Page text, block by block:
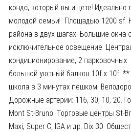
кондо, который вы ищете! Идеально
молодой семьи! Площадью 1200 sf.
района в двух шагах! Большие окна
исключительное освещение.
кондиционирование, 2
большой уютный балкон 10f x 10f. **
школа в 3 минутах пешком.
Дорожные артерии: 116, 30, 10, 20.
Mont St-Bruno. Торговые центры St-
Maxi, Super C, IGA и др. Dix 30.